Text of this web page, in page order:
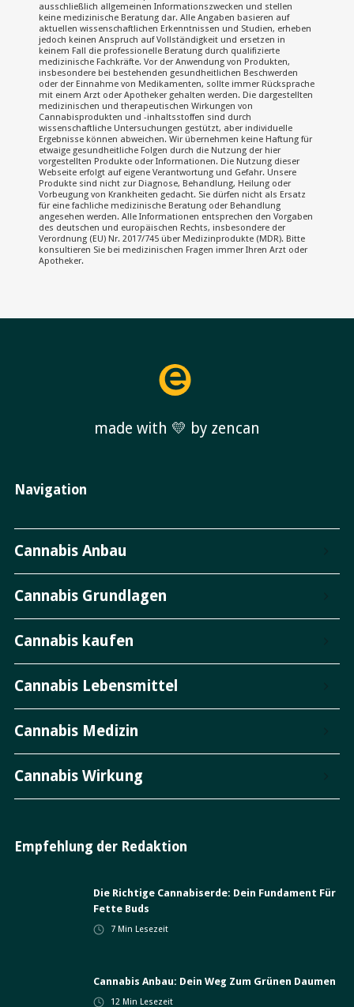
ausschließlich allgemeinen Informationszwecken und stellen
keine medizinische Beratung dar. Alle Angaben basieren auf
aktuellen wissenschaftlichen Erkenntnissen und Studien, erheben
jedoch keinen Anspruch auf Vollständigkeit und ersetzen in
keinem Fall die professionelle Beratung durch qualifizierte
medizinische Fachkräfte. Vor der Anwendung von Produkten,
insbesondere bei bestehenden gesundheitlichen Beschwerden
oder der Einnahme von Medikamenten, sollte immer Rücksprache
mit einem Arzt oder Apotheker gehalten werden. Die dargestellten
medizinischen und therapeutischen Wirkungen von
Cannabisprodukten und -inhaltsstoffen sind durch
wissenschaftliche Untersuchungen gestützt, aber individuelle
Ergebnisse können abweichen. Wir übernehmen keine Haftung für
etwaige gesundheitliche Folgen durch die Nutzung der hier
vorgestellten Produkte oder Informationen. Die Nutzung dieser
Webseite erfolgt auf eigene Verantwortung und Gefahr. Unsere
Produkte sind nicht zur Diagnose, Behandlung, Heilung oder
Vorbeugung von Krankheiten gedacht. Sie dürfen nicht als Ersatz
für eine fachliche medizinische Beratung oder Behandlung
angesehen werden. Alle Informationen entsprechen den Vorgaben
des deutschen und europäischen Rechts, insbesondere der
Verordnung (EU) Nr. 2017/745 über Medizinprodukte (MDR). Bitte
konsultieren Sie bei medizinischen Fragen immer Ihren Arzt oder
Apotheker.
made with 💛 by zencan
Navigation
Cannabis Anbau
Cannabis Grundlagen
Cannabis kaufen
Cannabis Lebensmittel
Cannabis Medizin
Cannabis Wirkung
Empfehlung der Redaktion
Die Richtige Cannabiserde: Dein Fundament Für
Fette Buds
7 Min Lesezeit
Cannabis Anbau: Dein Weg Zum Grünen Daumen
12 Min Lesezeit